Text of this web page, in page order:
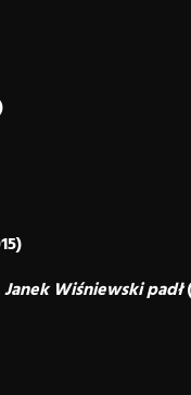
Wiśniewski padł